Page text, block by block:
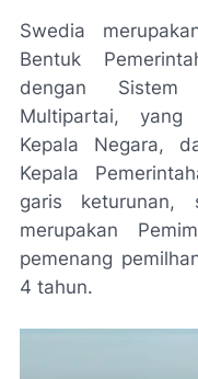
Swedia
Bentuk
dengan Sistem
Multipartai, yang
Kepala Negara,
Kepala
garis keturunan,
merupakan
pemenang
4 tahun.